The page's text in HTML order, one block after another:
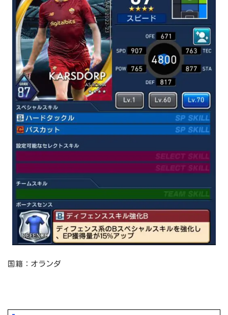
国籍：オランダ